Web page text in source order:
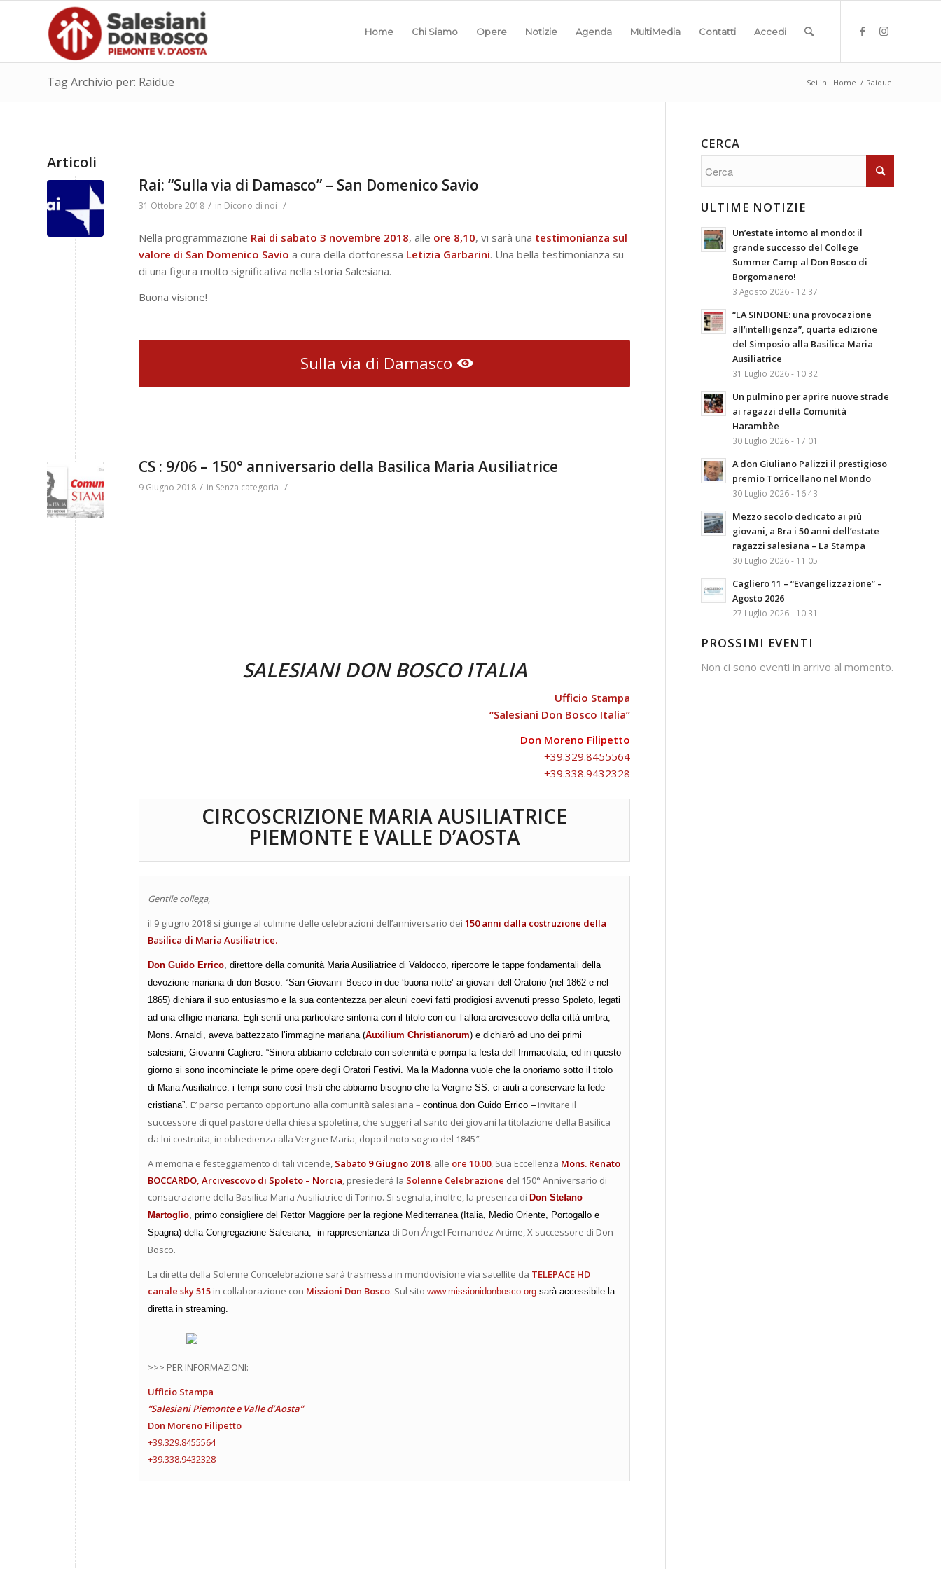
Home Chi Siamo Opere Notizie Agenda MultiMedia Contatti Accedi
Tag Archivio per: Raidue Sei in: Home / Raidue
Articoli
Rai: “Sulla via di Damasco” – San Domenico Savio
31 Ottobre 2018 / in Dicono di noi /
Nella programmazione Rai di sabato 3 novembre 2018, alle ore 8,10, vi sarà una testimonianza sul
valore di San Domenico Savio a cura della dottoressa Letizia Garbarini. Una bella testimonianza su
di una figura molto significativa nella storia Salesiana.
Buona visione!
Sulla via di Damasco
CS : 9/06 – 150° anniversario della Basilica Maria Ausiliatrice
9 Giugno 2018 / in Senza categoria /
SALESIANI DON BOSCOITALIA
Ufficio Stampa
“Salesiani Don Bosco Italia”
Don Moreno Filipetto
+39.329.8455564
+39.338.9432328
CIRCOSCRIZIONE MARIA AUSILIATRICE
PIEMONTE E VALLE D’AOSTA
Gentile collega,
il 9 giugno 2018 si giunge al culmine delle celebrazioni dell’anniversario dei 150 anni dalla costruzione della
Basilica di Maria Ausiliatrice.
Don Guido Errico, direttore della comunità Maria Ausiliatrice di Valdocco, ripercorre le tappe fondamentali della
devozione mariana di don Bosco: “San Giovanni Bosco in due ‘buona notte’ ai giovani dell’Oratorio (nel 1862 e nel
1865) dichiara il suo entusiasmo e la sua contentezza per alcuni coevi fatti prodigiosi avvenuti presso Spoleto, legati
ad una effigie mariana. Egli sentì una particolare sintonia con il titolo con cui l’allora arcivescovo della città umbra,
Mons. Arnaldi, aveva battezzato l’immagine mariana (Auxilium Christianorum) e dichiarò ad uno dei primi
salesiani, Giovanni Cagliero: “Sinora abbiamo celebrato con solennità e pompa la festa dell’Immacolata, ed in questo
giorno si sono incominciate le prime opere degli Oratori Festivi. Ma la Madonna vuole che la onoriamo sotto il titolo
di Maria Ausiliatrice: i tempi sono così tristi che abbiamo bisogno che la Vergine SS. ci aiuti a conservare la fede
cristiana”. E’ parso pertanto opportuno alla comunità salesiana – continua don Guido Errico –invitare il
successore di quel pastore della chiesa spoletina, che suggerì al santo dei giovani la titolazione della Basilica
da lui costruita, in obbedienza alla Vergine Maria, dopo il noto sogno del 1845″.
A memoria e festeggiamento di tali vicende, Sabato 9 Giugno 2018, alle ore 10.00, Sua Eccellenza Mons. Renato
BOCCARDO, Arcivescovo di Spoleto – Norcia, presiederà la Solenne Celebrazione del 150° Anniversario di
consacrazione della Basilica Maria Ausiliatrice di Torino. Si segnala, inoltre, la presenza di Don Stefano
Martoglio, primo consigliere del Rettor Maggiore per la regione Mediterranea ( Italia, Medio Oriente, Portogallo e
Spagna) della Congregazione Salesiana, in rappresentanza di Don Ángel Fernandez Artime, X successore di Don
Bosco.
La diretta della Solenne Concelebrazione sarà trasmessa in mondovisione via satellite da TELEPACE HD
canale sky 515 in collaborazione con Missioni Don Bosco. Sul sito www.missionidonbosco.org sarà accessibile la
diretta in streaming.
>>> PER INFORMAZIONI:
Ufficio Stampa
“Salesiani Piemonte e Valle d’Aosta”
Don Moreno Filipetto
+39.329.8455564
+39.338.9432328
CERCA
ULTIME NOTIZIE
Un’estate intorno al mondo: il
grande successo del College
Summer Camp al Don Bosco di
Borgomanero!
3 Agosto 2026 - 12:37
“LA SINDONE: una provocazione
all’intelligenza”, quarta edizione
del Simposio alla Basilica Maria
Ausiliatrice
31 Luglio 2026 - 10:32
Un pulmino per aprire nuove strade
ai ragazzi della Comunità
Harambèe
30 Luglio 2026 - 17:01
A don Giuliano Palizzi il prestigioso
premio Torricellano nel Mondo
30 Luglio 2026 - 16:43
Mezzo secolo dedicato ai più
giovani, a Bra i 50 anni dell’estate
ragazzi salesiana – La Stampa
30 Luglio 2026 - 11:05
Cagliero 11 – “Evangelizzazione” –
Agosto 2026
27 Luglio 2026 - 10:31
PROSSIMI EVENTI
Non ci sono eventi in arrivo al momento.